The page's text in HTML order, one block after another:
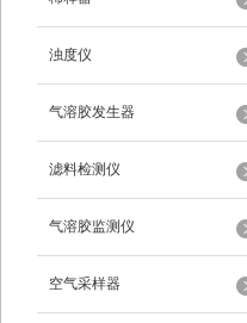
浊度仪
气溶胶发生器
滤料检测仪
气溶胶监测仪
空气采样器